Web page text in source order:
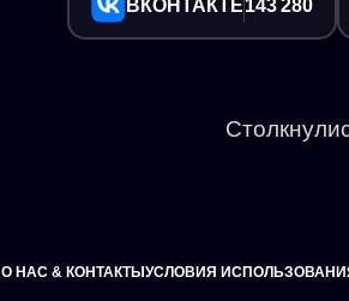
ВКОНТАКТЕ143 280
О НАС & КОНТАКТЫ УСЛОВИЯ